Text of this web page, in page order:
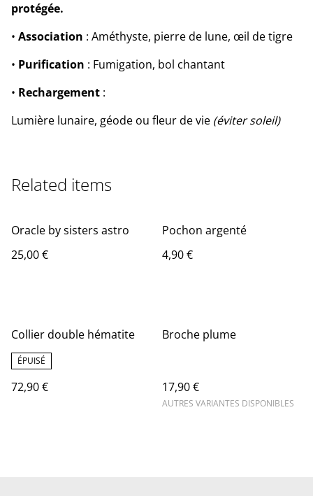
protégée.
• Association : Améthyste, pierre de lune, œil de tigre
• Purification : Fumigation, bol chantant
• Rechargement :
Lumière lunaire, géode ou fleur de vie (éviter soleil)
Related items
Oracle by sisters astro
25,00 €
Pochon argenté
4,90 €
Collier double hématite
ÉPUISÉ
72,90 €
Broche plume
17,90 €
AUTRES VARIANTES DISPONIBLES